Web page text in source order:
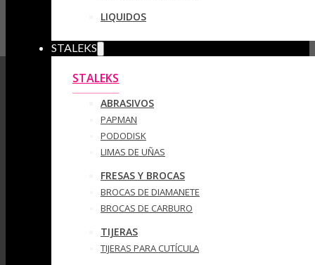
LIQUIDOS
STALEKS
STALEKS
ABRASIVOS
PAPMAN
PODODISK
LIMAS DE UÑAS
FRESAS Y BROCAS
BROCAS DE DIAMANETE
BROCAS DE CARBURO
TIJERAS
TIJERAS PARA CUTÍCULA